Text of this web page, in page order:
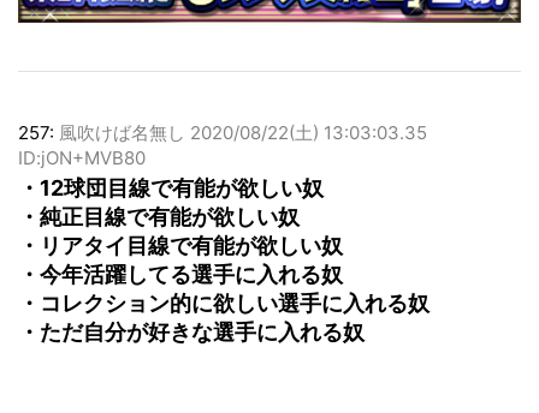
257: 風吹けば名無し 2020/08/22(土) 13:03:03.35
ID:jON+MVB80
・12球団目線で有能が欲しい奴
・純正目線で有能が欲しい奴
・リアタイ目線で有能が欲しい奴
・今年活躍してる選手に入れる奴
・コレクション的に欲しい選手に入れる奴
・ただ自分が好きな選手に入れる奴